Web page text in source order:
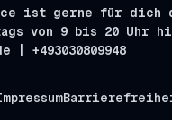
ist gerne für dich
von 9 bis 20 Uhr
+493030809948